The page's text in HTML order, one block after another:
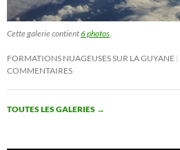
Cette galerie contient6 photos.
FORMATIONS NUAGEUSES SUR LA GUYANE
COMMENTAIRES
TOUTES LES GALERIES →